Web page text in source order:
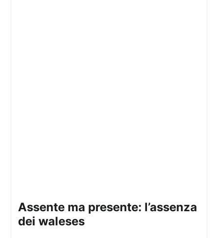
assente ma presente: l’assenza
dei waleses